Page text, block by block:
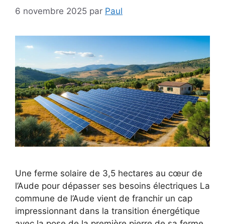
6 novembre 2025 par Paul
Une ferme solaire de 3,5 hectares au cœur de
l’Aude pour dépasser ses besoins électriques La
commune de l’Aude vient de franchir un cap
impressionnant dans la transition énergétique